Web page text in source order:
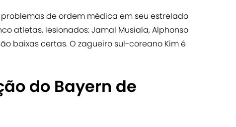
de ordem médica em seu estrelado
atletas, lesionados: Jamal Musiala, Alphonso
baixas certas. O zagueiro sul-coreano Kim é
do Bayern de